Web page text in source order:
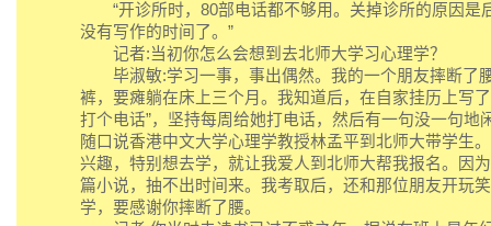
“开诊所时，80部电话都不够用。关掉诊所的原因是
没有写作的时间了。”
记者:当初你怎么会想到去北师大学习心理学？
毕淑敏:学习一事，事出偶然。我的一个朋友摔断了
裤，要瘫躺在床上三个月。我知道后，在自家挂历上写
打个电话”，坚持每周给她打电话，然后有一句没一句地
随口说香港中文大学心理学教授林孟平到北师大带学生
兴趣，特别想去学，就让我爱人到北师大帮我报名。因
篇小说，抽不出时间来。我考取后，还和那位朋友开玩
学，要感谢你摔断了腰。